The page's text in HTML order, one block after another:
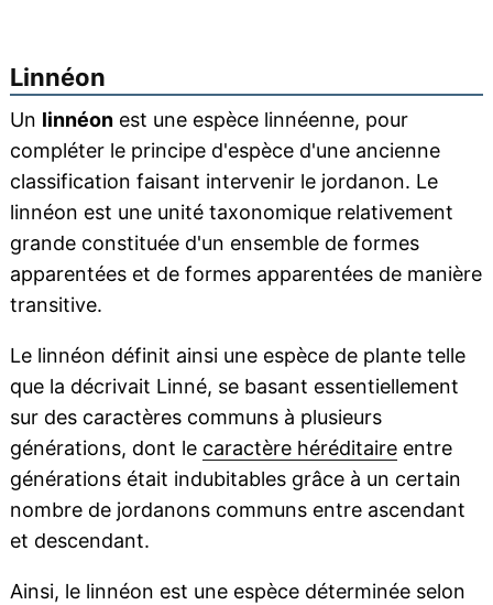
Linnéon
Un linnéonest une espèce linnéenne, pour
compléter le principe d'espèce d'une ancienne
classification faisant intervenir le jordanon. Le
linnéon est une unité taxonomique relativement
grande constituée d'un ensemble de formes
apparentées et de formes apparentées de manière
transitive.
Le linnéon définit ainsi une espèce de plante telle
que la décrivait Linné, se basant essentiellement
sur des caractères communs à plusieurs
générations, dont le caractère héréditaireentre
générations était indubitables grâce à un certain
nombre de jordanons communs entre ascendant
et descendant.
Ainsi, le linnéon est une espèce déterminée selon